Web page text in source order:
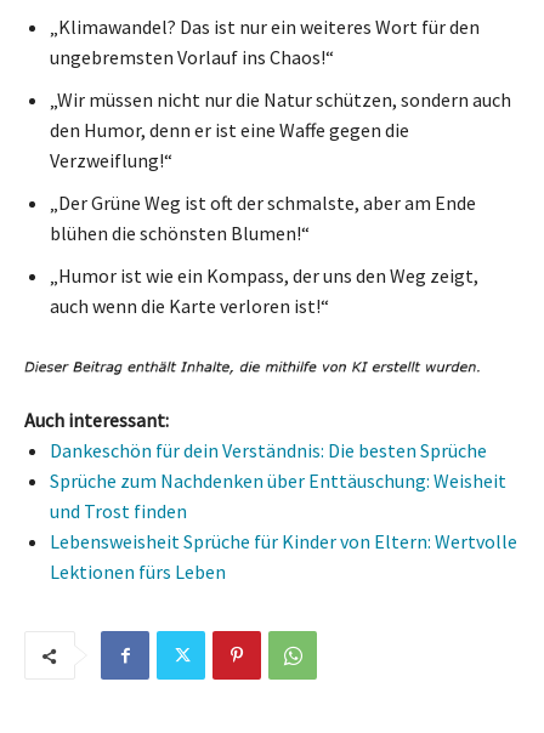
„Klimawandel? Das ist nur ein weiteres Wort für den
ungebremsten Vorlauf ins Chaos!“
„Wir müssen nicht nur die Natur schützen, sondern auch
den Humor, denn er ist eine Waffe gegen die
Verzweiflung!“
„Der Grüne Weg ist oft der schmalste, aber am Ende
blühen die schönsten Blumen!“
„Humor ist wie ein Kompass, der uns den Weg zeigt,
auch wenn die Karte verloren ist!“
Auch interessant:
Dankeschön für dein Verständnis: Die besten Sprüche
Sprüche zum Nachdenken über Enttäuschung: Weisheit
und Trost finden
Lebensweisheit Sprüche für Kinder von Eltern: Wertvolle
Lektionen fürs Leben